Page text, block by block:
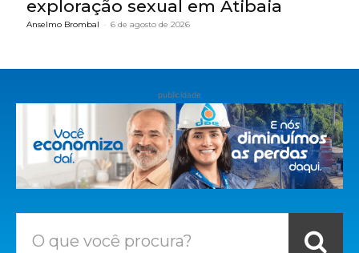
exploração sexual em Atibaia
Anselmo Brombal - 6 de agosto de 2026
publicidade
O que você procura?